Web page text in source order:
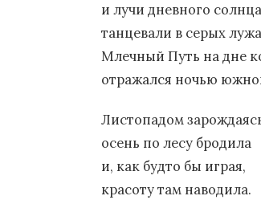
и лучи дневного солнца
танцевали в серых
Млечный Путь на дне
отражался ночью
Листопадом
осень по лесу бродила
и, как будто бы играя,
красоту там наводила.